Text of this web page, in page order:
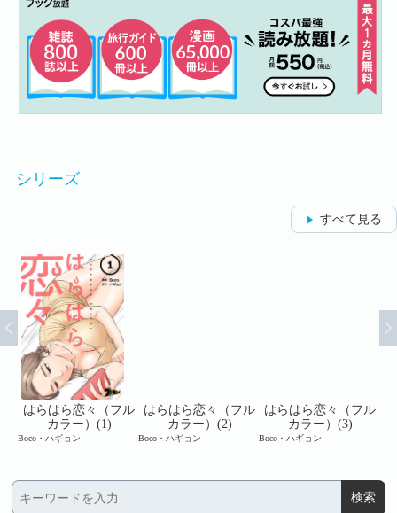
シリーズ
すべて見る
はらはら恋々（フル
カラー）(1)
Boco・ハギョン
はらはら恋々（フル
カラー）(2)
Boco・ハギョン
はらはら恋々（フル
カラー）(3)
Boco・ハギョン